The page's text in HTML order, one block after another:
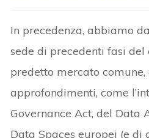
In precedenza, abbiamo
sede di precedenti fasi
predetto mercato
approfondimenti, come
Governance Act, del Data
Data Spaces europei (e di